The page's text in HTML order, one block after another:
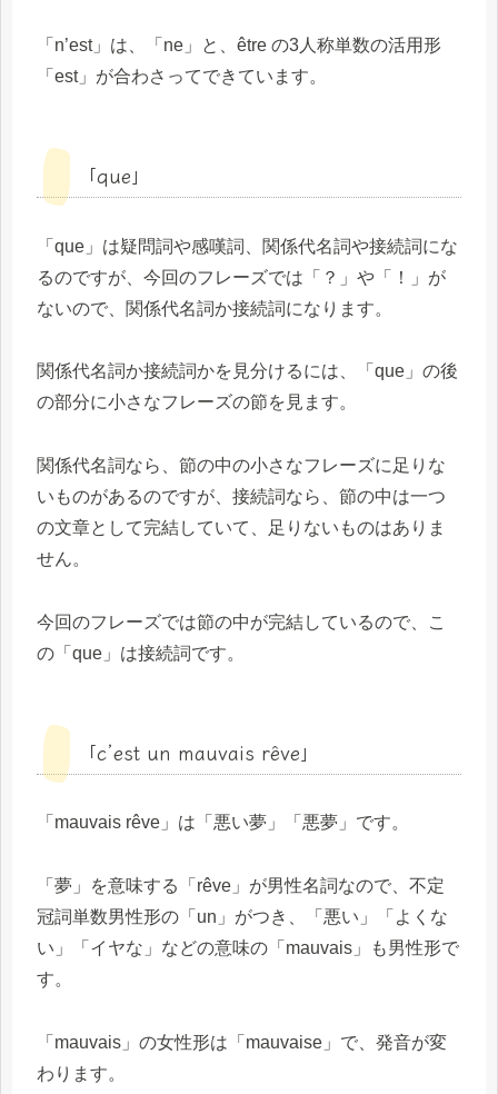
「n’est」は、「ne」と、être の3人称単数の活用形
「est」が合わさってできています。
「que」
「que」は疑問詞や感嘆詞、関係代名詞や接続詞にな
るのですが、今回のフレーズでは「？」や「！」が
ないので、関係代名詞か接続詞になります。
関係代名詞か接続詞かを見分けるには、「que」の後
の部分に小さなフレーズの節を見ます。
関係代名詞なら、節の中の小さなフレーズに足りな
いものがあるのですが、接続詞なら、節の中は一つ
の文章として完結していて、足りないものはありま
せん。
今回のフレーズでは節の中が完結しているので、こ
の「que」は接続詞です。
「c’est un mauvais rêve」
「mauvais rêve」は「悪い夢」「悪夢」です。
「夢」を意味する「rêve」が男性名詞なので、不定
冠詞単数男性形の「un」がつき、「悪い」「よくな
い」「イヤな」などの意味の「mauvais」も男性形で
す。
「mauvais」の女性形は「mauvaise」で、発音が変
わります。